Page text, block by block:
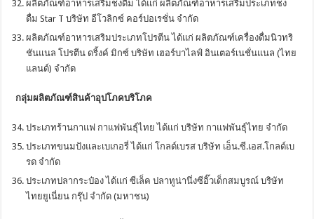
ผลิตภัณฑ์อาหารเสริมชงดื่ม ได้แก่ ผลิตภัณฑ์อาหารเสริมประเภทชง
ดื่ม Star T บริษัท อีโวลิกซ์ คอร์ปอเรชั่น จํากัด
ผลิตภัณฑ์อาหารเสริมประเภทโปรตีน ได้แก่ ผลิตภัณฑ์เครื่องดื่มนิวทริ
ชันแนล โปรตีน ดริ้งค์ มิกซ์ บริษัท เฮอร์บาไลฟ์ อินเตอร์เนชั่นแนล (ไทย
แลนด์) จำกัด
กลุ่มผลิตภัณฑ์สินค้าอุปโภคบริโภค
ประเภทร้านกาแฟ กาแฟพันธุ์ไทย ได้แก่ บริษัท กาแฟพันธุ์ไทย จำกัด
ประเภทขนมปังและเบเกอรี่ ได้แก่ โกลด์เบรส บริษัท เอ็น.ซี.เอส.โกลด์เบ
รด จำกัด
ประเภทปลากระป๋อง ได้แก่ ซีเล็ค ปลาทูน่านึ่งซีอิ๊วเด็กสมบูรณ์ บริษัท
ไทยยูเนี่ยน กรุ๊ป จำกัด (มหาชน)